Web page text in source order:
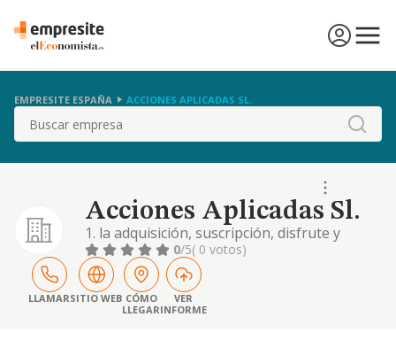
EMPRESITE ESPAÑA ACCIONES APLICADAS SL.
Buscar
Acciones Aplicadas Sl.
1. la adquisición, suscripción, disfrute y
enajenación de acciones y participaciones
sociales de sociedades mercantiles en
general, así como la dirección, gestión,
control y administración de su cartera de
sociedades participadas, como sociedad
0/5( 0 votos)
LLAMARSITIO WEB CÓMO
LLEGAR
VER
INFORME